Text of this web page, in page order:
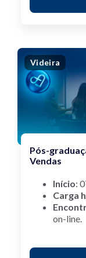
Videira
Pós-
Vendas
Início:
Carga
on-line.